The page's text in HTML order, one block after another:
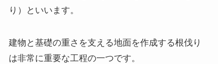
り）といいます。
建物と基礎の重さを支える地面を作成する根伐り
は非常に重要な工程の一つです。